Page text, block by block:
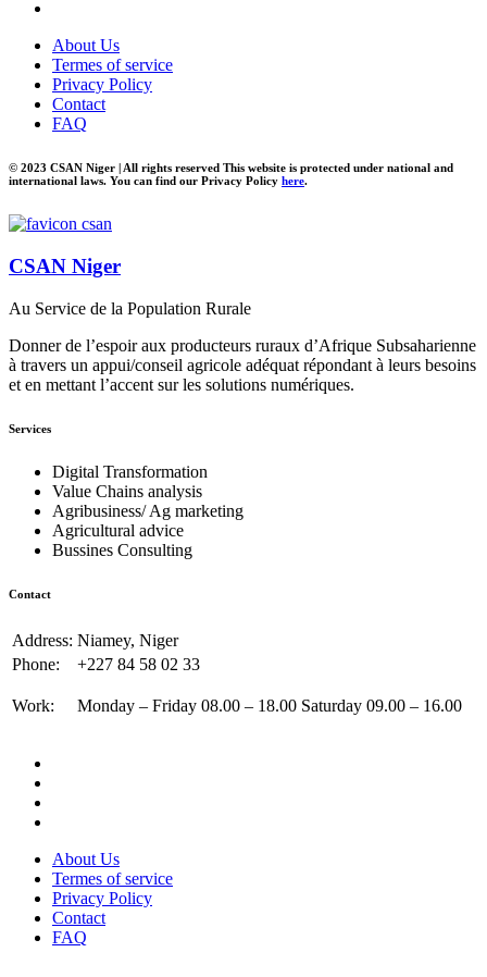
About Us
Termes of service
Privacy Policy
Contact
FAQ
© 2023 CSAN Niger | All rights reserved This website is protected under national and
international laws. You can find our Privacy Policy here.
CSAN Niger
Au Service de la Population Rurale
Donner de l’espoir aux producteurs ruraux d’Afrique Subsaharienne
à travers un appui/conseil agricole adéquat répondant à leurs besoins
et en mettant l’accent sur les solutions numériques.
Services
Digital Transformation
Value Chains analysis
Agribusiness/ Ag marketing
Agricultural advice
Bussines Consulting
Contact
Address: Niamey, Niger
Phone:
+227 84 58 02 33
Work: Monday – Friday 08.00 – 18.00 Saturday 09.00 – 16.00
About Us
Termes of service
Privacy Policy
Contact
FAQ